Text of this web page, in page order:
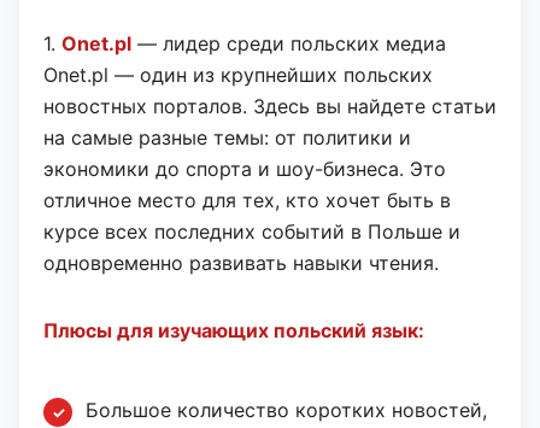
1. Onet.pl — лидер среди польских медиа
Onet.pl — один из крупнейших польских
новостных порталов. Здесь вы найдете статьи
на самые разные темы: от политики и
экономики до спорта и шоу-бизнеса. Это
отличное место для тех, кто хочет быть в
курсе всех последних событий в Польше и
одновременно развивать навыки чтения.
Плюсы для изучающих польский язык:
Большое количество коротких новостей,